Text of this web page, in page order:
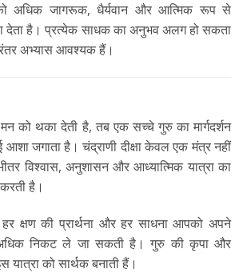
अधिक जागरूक, धैर्यवान और आत्मिक रूप से
देता है। प्रत्येक साधक का अनुभव अलग हो सकता
अभ्यास आवश्यक हैं।
को थका देती है, तब एक सच्चे गुरु का मार्गदर्शन
जगाता है। चंद्राणी दीक्षा केवल एक मंत्र नहीं
विश्वास, अनुशासन और आध्यात्मिक यात्रा का
है।
क्षण की प्रार्थना और हर साधना आपको अपने
निकट ले जा सकती है। गुरु की कृपा और
यात्रा को सार्थक बनाती हैं।